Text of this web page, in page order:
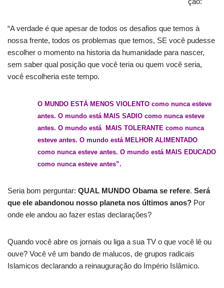
“A verdade é que apesar de todos os desafios que temos à
nossa frente, todos os problemas que temos, SE você pudesse
escolher o momento na historia da humanidade para nascer,
sem saber qual posição que você teria ou quem você seria,
você escolheria este tempo.
O MUNDO ESTÁ MENOS VIOLENTO como nunca esteve
antes. O mundo está MAIS SADIO como nunca esteve
antes. O mundo está MAIS TOLERANTE como nunca
esteve antes. O mundo está MELHOR ALIMENTADO
como nunca esteve antes. O mundo está MAIS EDUCADO
como nunca esteve antes”.
Seria bom perguntar: QUAL MUNDO Obama se refere. Será
que ele abandonou nosso planeta nos últimos anos? Por
onde ele andou ao fazer estas declarações?
Quando você abre os jornais ou liga a sua TV o que você lê ou
ouve? Você vê um bando de malucos, de grupos radicais
Islamicos declarando a reinauguração do Império Islâmico.